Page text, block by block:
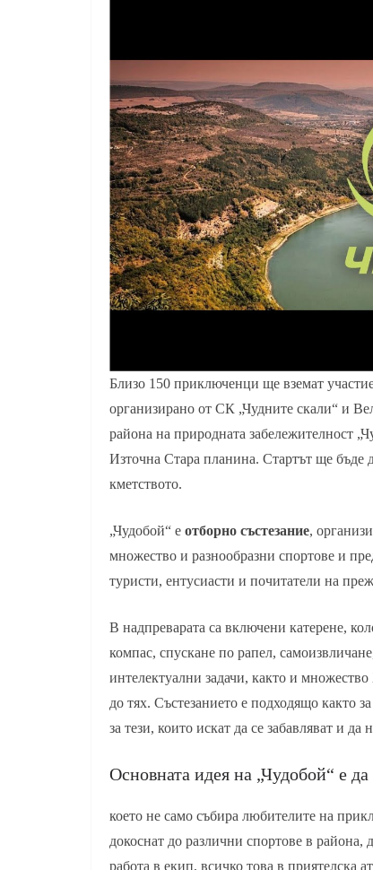
Близо 150 приключенци ще вземат
организирано от СК „Чудните скали“ и
района на природната забележителност
Източна Стара планина. Стартът ще бъде
кметството.
„Чудобой“ е отборно състезание,
множество и разнообразни спортове и
туристи, ентусиасти и почитатели на
В надпреварата са включени катерене,
компас, спускане по рапел,
интелектуални задачи, както и
до тях. Състезанието е подходящо както
за тези, които искат да се забавляват и да
Основната идея на „Чудобой“ е да
което не само събира любителите на
докоснат до различни спортове в района,
работа в екип, всичко това в приятелска